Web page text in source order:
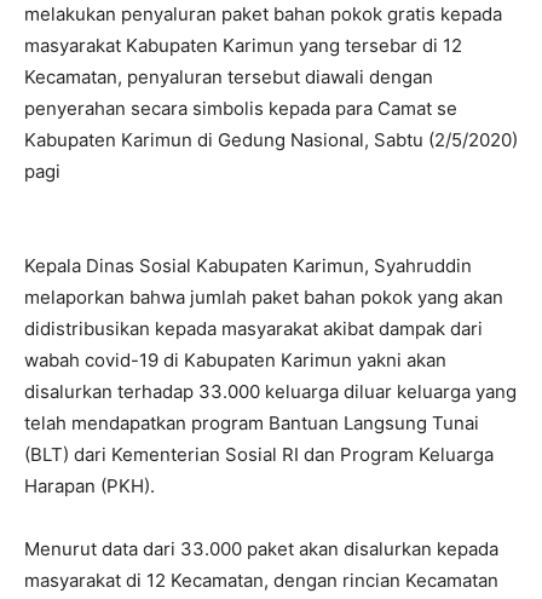
melakukan penyaluran paket bahan pokok gratis kepada
masyarakat Kabupaten Karimun yang tersebar di 12
Kecamatan, penyaluran tersebut diawali dengan
penyerahan secara simbolis kepada para Camat se
Kabupaten Karimun di Gedung Nasional, Sabtu (2/5/2020)
pagi
Kepala Dinas Sosial Kabupaten Karimun, Syahruddin
melaporkan bahwa jumlah paket bahan pokok yang akan
didistribusikan kepada masyarakat akibat dampak dari
wabah covid-19 di Kabupaten Karimun yakni akan
disalurkan terhadap 33.000 keluarga diluar keluarga yang
telah mendapatkan program Bantuan Langsung Tunai
(BLT) dari Kementerian Sosial RI dan Program Keluarga
Harapan (PKH).
Menurut data dari 33.000 paket akan disalurkan kepada
masyarakat di 12 Kecamatan, dengan rincian Kecamatan